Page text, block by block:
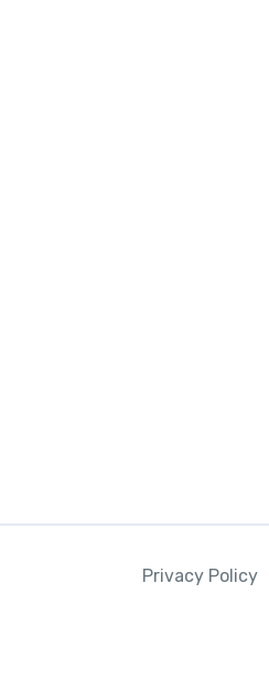
Privacy Policy